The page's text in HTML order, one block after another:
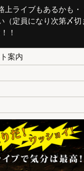
ライブもあるかも・
定員になり次第〆切
！
案内